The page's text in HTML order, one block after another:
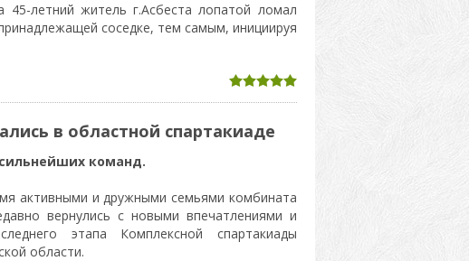
45-летний житель г.Асбеста лопатой ломал
соседке, тем самым, инициируя
в областной спартакиаде
команд.
активными и дружными семьями комбината
вернулись с новыми впечатлениями и
этапа Комплексной спартакиады
области.